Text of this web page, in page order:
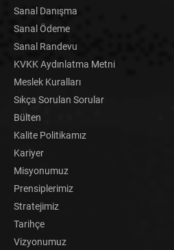
Sanal Danışma
Sanal Ödeme
Sanal Randevu
KVKK Aydınlatma Metni
Meslek Kuralları
Sıkça Sorulan Sorular
Bülten
Kalite Politikamız
Kariyer
Misyonumuz
Prensiplerimiz
Stratejimiz
Tarihçe
Vizyonumuz